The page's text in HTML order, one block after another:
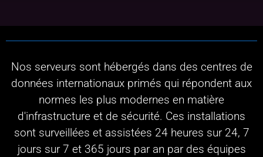
Nos serveurs sont hébergés dans des centres de
données internationaux primés qui répondent aux
normes les plus modernes en matière
d'infrastructure et de sécurité. Ces installations
sont surveillées et assistées 24 heures sur 24, 7
jours sur 7 et 365 jours par an par des équipes